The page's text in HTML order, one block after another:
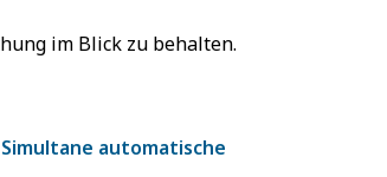
im Blick zu behalten.
automatische